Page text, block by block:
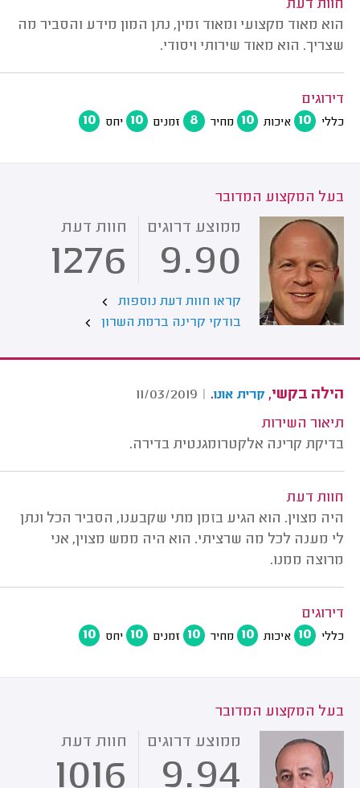
חוות דעת
הוא מאוד מקצועי ומאוד זמין, נתן המון מידע והסביר מה
שצריך. הוא מאוד שירותי ויסודי.
דירוגים
כללי 10 איכות 10 מחיר 8 זמנים 10 יחס 10
בעל המקצוע המדובר
ממוצע דרוגים
9.90
חוות דעת
1276
קראו חוות דעת נוספות
בודקי קרינה ברמת השרון
הילה בקשי, קרית אונו.
|
11/03/2019
תיאור השירות
בדיקת קרינה אלקטרומגנטית בדירה.
חוות דעת
היה מצוין. הוא הגיע בזמן מתי שקבענו, הסביר הכל ונתן
לי מענה לכל מה שרציתי. הוא היה ממש מצוין, אני
מרוצה ממנו.
דירוגים
כללי 10 איכות 10 מחיר 10 זמנים 10 יחס 10
בעל המקצוע המדובר
ממוצע דרוגים
9.94
חוות דעת
1016